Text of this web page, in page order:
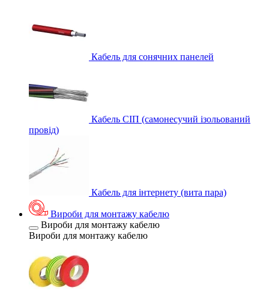
Кабель для сонячних панелей
Кабель СІП (самонесучий ізольований
провід)
Кабель для інтернету (вита пара)
Вироби для монтажу кабелю
Вироби для монтажу кабелю
Вироби для монтажу кабелю